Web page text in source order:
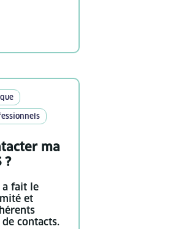
ma
?
a fait le
et
contacts.